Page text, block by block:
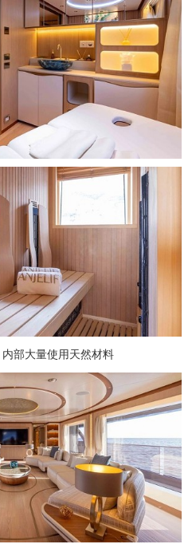
部大量使用天然材料